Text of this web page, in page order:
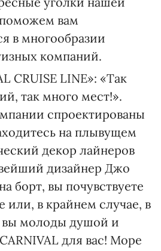
вам
в многообразии
компаний.
CRUISE LINE»: «Так
так много мест!».
спроектированы
на плывущем
декор лайнеров
дизайнер Джо
борт, вы почувствуете
или, в крайнем случае, в
вы молоды душой и
для вас! Море